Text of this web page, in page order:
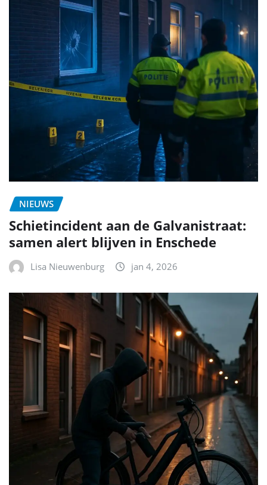
NIEUWS
Schietincident aan de Galvanistraat:
samen alert blijven in Enschede
Lisa Nieuwenburg jan 4, 2026